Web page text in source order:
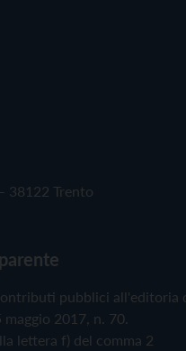
38122 Trento
pubblici all'editoria
2017, n. 70.
lettera f) del comma 2